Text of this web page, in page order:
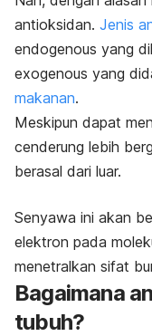
antioksidan. Jenis
endogenous yang
exogenous yang
makanan.
Meskipun dapat
cenderung lebih
berasal dari luar.
Senyawa ini akan
elektron pada
menetralkan sifat
Bagaimana
tubuh?